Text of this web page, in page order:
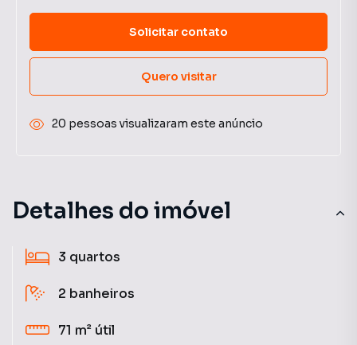
Detalhes do imóvel
3 quartos
2 banheiros
71 m² útil
Solicitar contato
Quero visitar
20 pessoas visualizaram este anúncio